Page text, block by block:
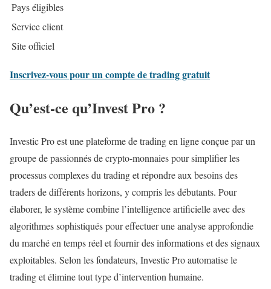
Pays éligibles
Service client
Site officiel
Inscrivez-vous pour un compte de trading gratuit
Qu’est-ce qu’Invest Pro ?
Investic Pro est une plateforme de trading en ligne conçue par un
groupe de passionnés de crypto-monnaies pour simplifier les
processus complexes du trading et répondre aux besoins des
traders de différents horizons, y compris les débutants. Pour
élaborer, le système combine l’intelligence artificielle avec des
algorithmes sophistiqués pour effectuer une analyse approfondie
du marché en temps réel et fournir des informations et des signaux
exploitables. Selon les fondateurs, Investic Pro automatise le
trading et élimine tout type d’intervention humaine.